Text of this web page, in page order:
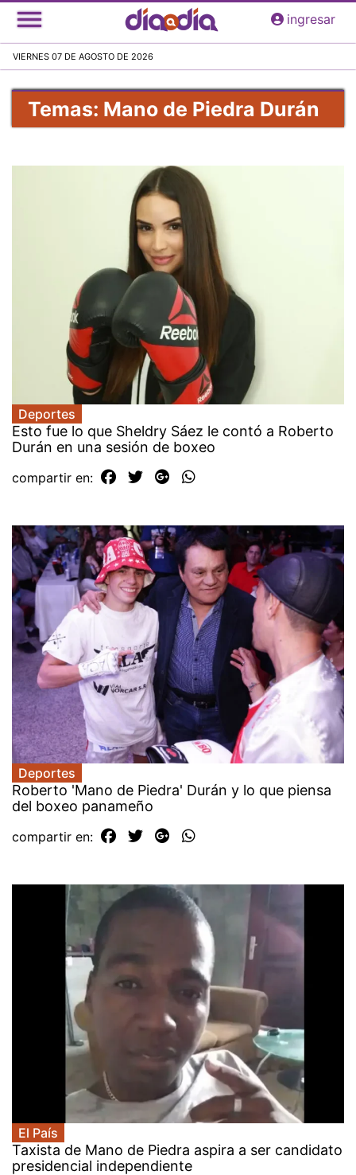
Pasar
al
principal
ingresar
VIERNES 07 DE AGOSTO DE 2026
Temas: Mano de Piedra Durán
Deportes
Esto fue lo que Sheldry Sáez le contó a Roberto
Durán en una sesión de boxeo
compartir en:
Deportes
Roberto 'Mano de Piedra' Durán y lo que piensa
del boxeo panameño
compartir en:
El País
Taxista de Mano de Piedra aspira a ser candidato
presidencial independiente